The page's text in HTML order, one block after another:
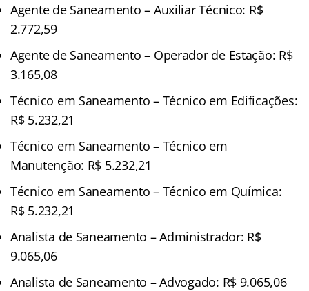
Agente de Saneamento – Auxiliar Técnico: R$
2.772,59
Agente de Saneamento – Operador de Estação: R$
3.165,08
Técnico em Saneamento – Técnico em Edificações:
R$ 5.232,21
Técnico em Saneamento – Técnico em
Manutenção: R$ 5.232,21
Técnico em Saneamento – Técnico em Química:
R$ 5.232,21
Analista de Saneamento – Administrador: R$
9.065,06
Analista de Saneamento – Advogado: R$ 9.065,06